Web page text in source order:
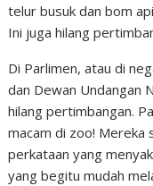
telur busuk dan bom
Ini juga hilang
Di Parlimen, atau di
dan Dewan Undangan
hilang pertimbangan.
macam di zoo! Mereka
perkataan yang
yang begitu mudah